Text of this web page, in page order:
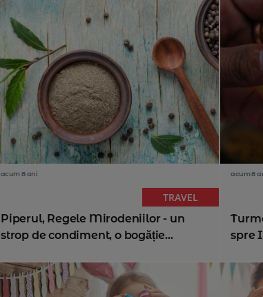
acum 8 ani
TRAVEL
Piperul, Regele Mirodeniilor - un
strop de condiment, o bogăție...
acum 8
spre